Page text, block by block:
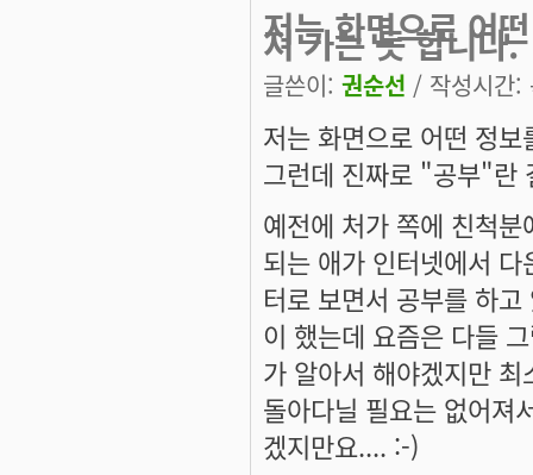
저는 화면으로 어
져 가는 듯 합니다.
글쓴이: 권순선 / 작성시간
저는 화면으로 어떤 정
그런데 진짜로 "공부"란
예전에 처가 쪽에 친척
되는 애가 인터넷에서
터로 보면서 공부를 하
이 했는데 요즘은 다들
가 알아서 해야겠지만
돌아다닐 필요는 없어져
겠지만요.... :-)